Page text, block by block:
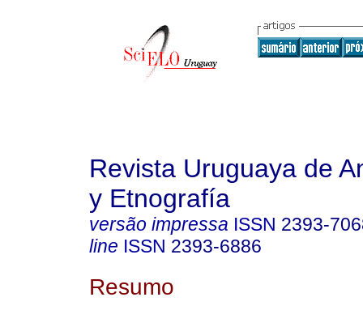
Revista Uruguaya de
y Etnografía
versão impressa ISSN 2393-
line ISSN 2393-6886
Resumo